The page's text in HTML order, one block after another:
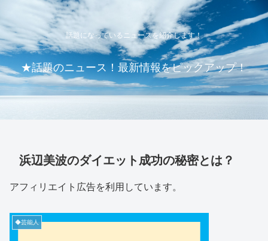
話題になっているニュースを紹介します！
★話題のニュース！最新情報をピックアップ！
浜辺美波のダイエット成功の秘密とは？
アフィリエイト広告を利用しています。
◆芸能人